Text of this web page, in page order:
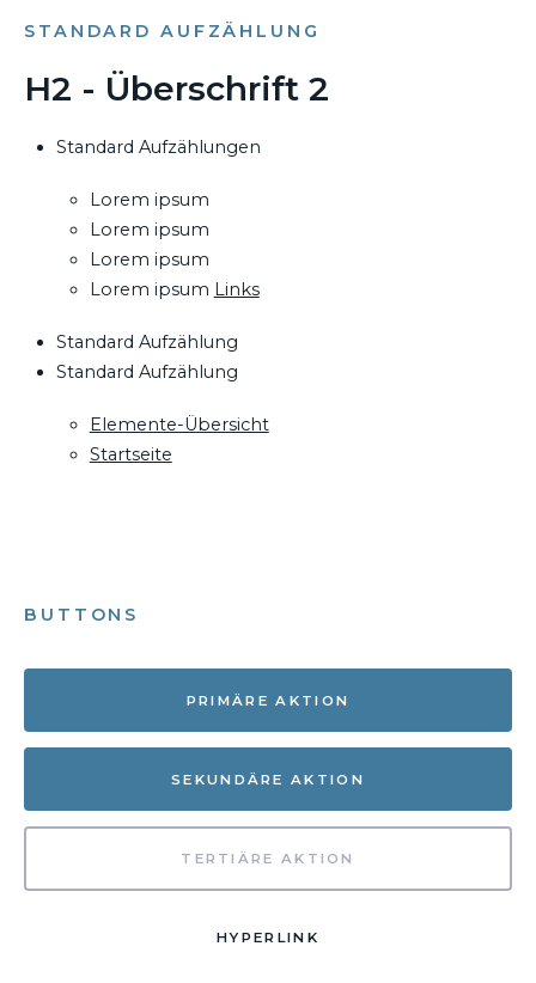
STANDARD AUFZÄHLUNG
H2 - Überschrift 2
Standard Aufzählungen
Lorem ipsum
Lorem ipsum
Lorem ipsum
Lorem ipsum Links
Standard Aufzählung
Standard Aufzählung
Elemente-Übersicht
Startseite
BUTTONS
PRIMÄRE AKTION
SEKUNDÄRE AKTION
TERTIÄRE AKTION
HYPERLINK